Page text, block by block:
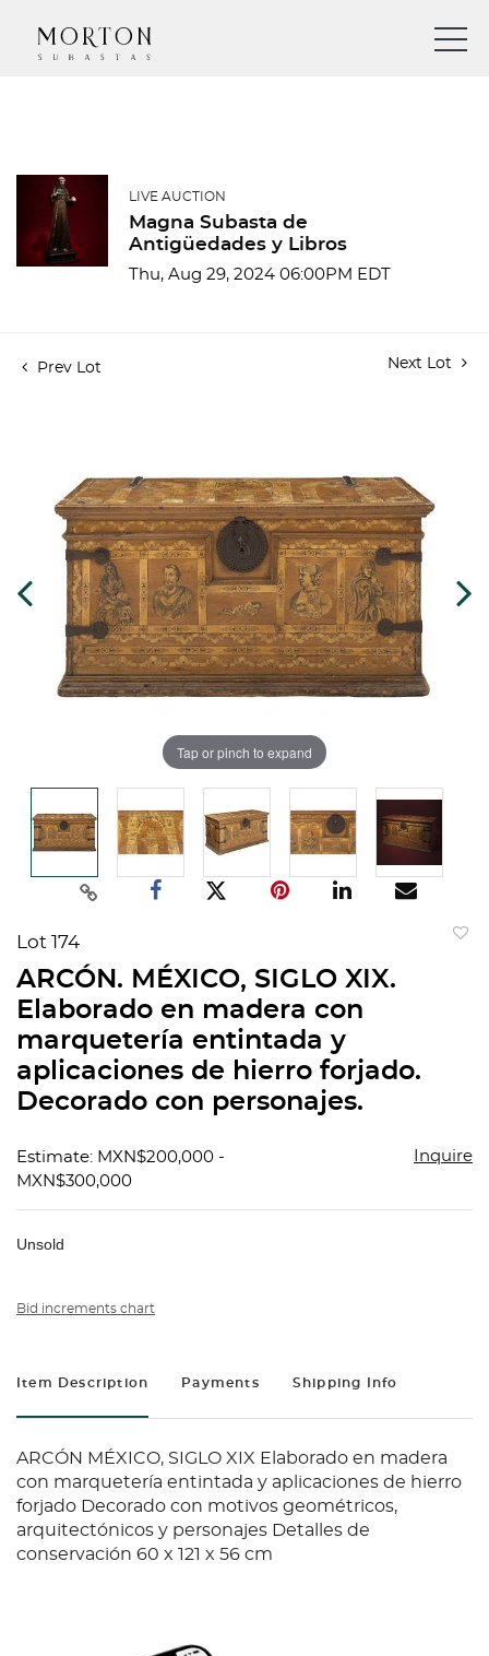
LIVE AUCTION
Magna Subasta de
Antigüedades y Libros
Thu, Aug 29, 2024 06:00PM EDT
Prev Lot Next Lot
Tap or pinch to expand
Lot 174
ARCÓN. MÉXICO, SIGLO XIX.
Elaborado en madera con
marquetería entintada y
aplicaciones de hierro forjado.
Decorado con personajes.
Estimate: MXN$200,000 -
MXN$300,000
Inquire
Unsold
Bid increments chart
Item Description Payments Shipping Info
ARCÓN MÉXICO, SIGLO XIX Elaborado en madera
con marquetería entintada y aplicaciones de hierro
forjado Decorado con motivos geométricos,
arquitectónicos y personajes Detalles de
conservación 60 x 121 x 56 cm